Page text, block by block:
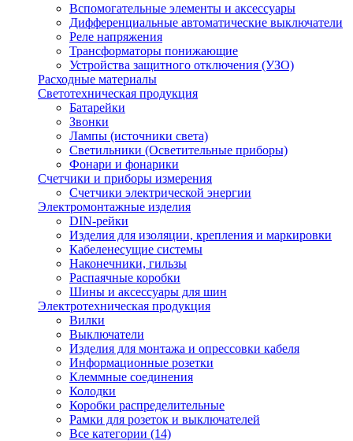
Вспомогательные элементы и аксессуары
Дифференциальные автоматические выключатели
Реле напряжения
Трансформаторы понижающие
Устройства защитного отключения (УЗО)
Расходные материалы
Светотехническая продукция
Батарейки
Звонки
Лампы (источники света)
Светильники (Осветительные приборы)
Фонари и фонарики
Счетчики и приборы измерения
Счетчики электрической энергии
Электромонтажные изделия
DIN-рейки
Изделия для изоляции, крепления и маркировки
Кабеленесущие системы
Наконечники, гильзы
Распаячные коробки
Шины и аксессуары для шин
Электротехническая продукция
Вилки
Выключатели
Изделия для монтажа и опрессовки кабеля
Информационные розетки
Клеммные соединения
Колодки
Коробки распределительные
Рамки для розеток и выключателей
Все категории (14)